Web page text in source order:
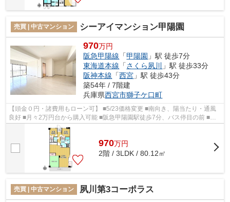
売買 | 中古マンション シーアイマンション甲陽園
970万円
阪急甲陽線 「甲陽園 」駅 徒歩7分
東海道本線 「さくら夙川
」駅 徒歩33分
阪神本線 「西宮 」駅 徒歩43分
築54年 / 7階建
兵庫県西宮市獅子ケ口町
【頭金０円・諸費用もローン可】 ■5/23価格変更 ■南向き、陽当たり・通風
良好 ■月々2万円台から購入可能 ■阪急甲陽園駅徒歩7分、バス停目の前 ■全
居室６帖以上 ■全居室彩光・収納有り...
970万円
2階 / 3LDK / 80.12㎡
売買 | 中古マンション 夙川第3コーポラス